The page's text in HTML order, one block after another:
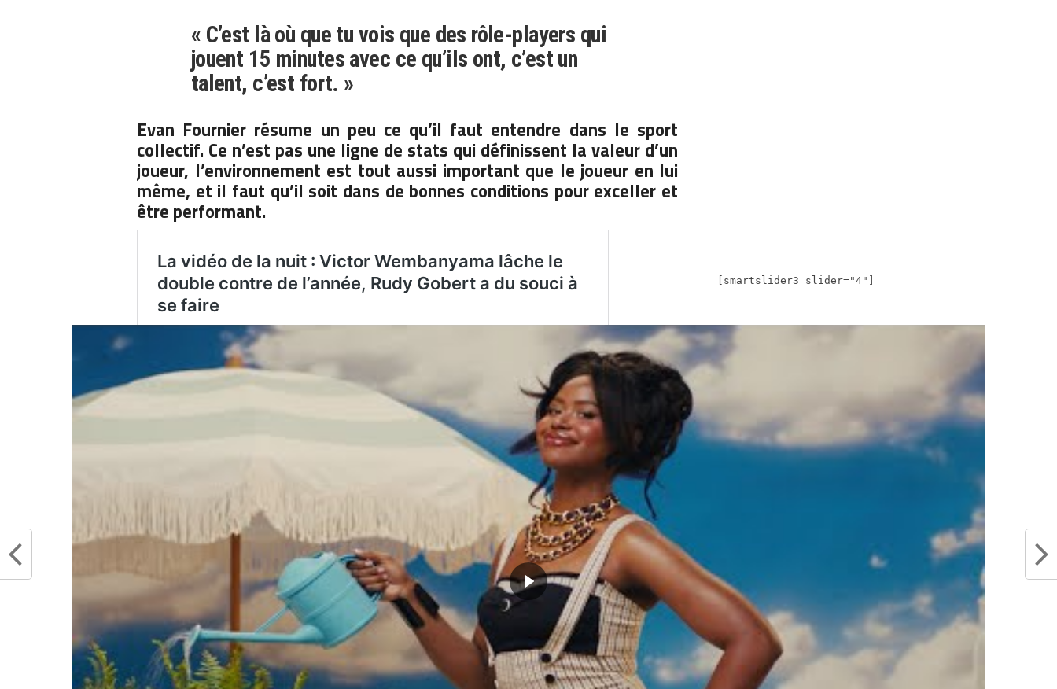
« C’est là où que tu vois que des rôle-players qui
jouent 15 minutes avec ce qu’ils ont, c’est un
talent, c’est fort. »
Evan Fournier résume un peu ce qu’il faut entendre dans le sport
collectif. Ce n’est pas une ligne de stats qui définissent la valeur d’un
joueur, l’environnement est tout aussi important que le joueur en lui
même, et il faut qu’il soit dans de bonnes conditions pour exceller et
être performant.
Partager :
Articles similaires
[smartslider3 slider="4"]